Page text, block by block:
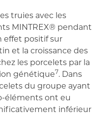
truies avec les
MINTREX® pendant
effet positif sur
et la croissance des
les porcelets par la
génétique7. Dans
du groupe ayant
éléments ont eu
inférieur